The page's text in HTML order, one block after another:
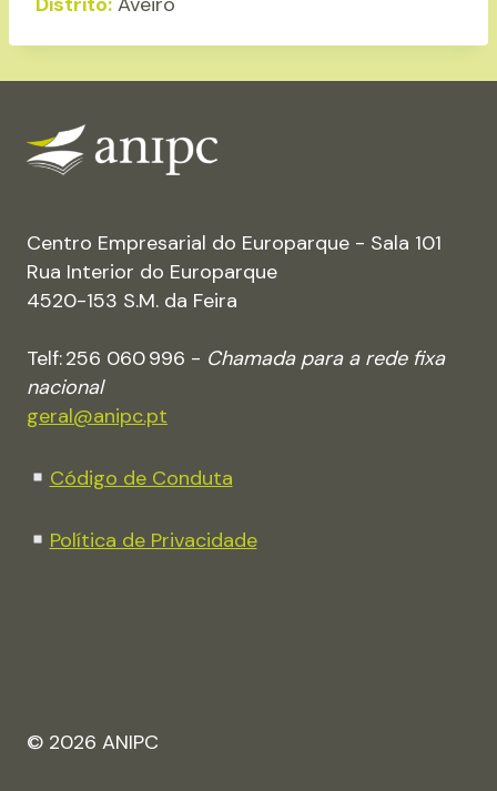
Centro Empresarial do Europarque - Sala 101
Rua Interior do Europarque
4520-153 S.M. da Feira
Telf: 256 060 996 - Chamada para a rede fixa
nacional
geral@anipc.pt
Código de Conduta
Política de Privacidade
© 2026 ANIPC